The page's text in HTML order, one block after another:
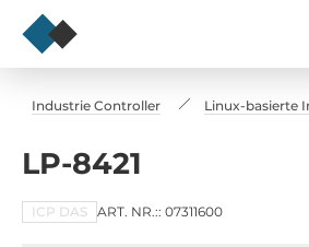
Industrie Controller Linux-basierte
LP-8421
ICP DAS ART. NR.:: 07311600